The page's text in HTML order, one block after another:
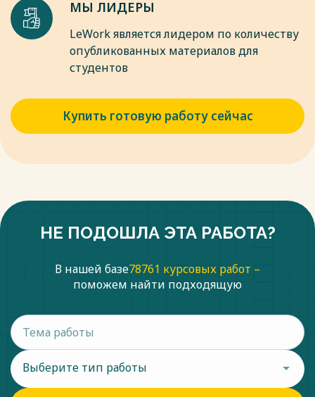
МЫ ЛИДЕРЫ
LeWork является лидером по количеству
опубликованных материалов для
студентов
Купить готовую работу сейчас
НЕ ПОДОШЛА ЭТА РАБОТА?
В нашей базе78761 курсовых работ –
поможем найти подходящую
Выберите тип работы